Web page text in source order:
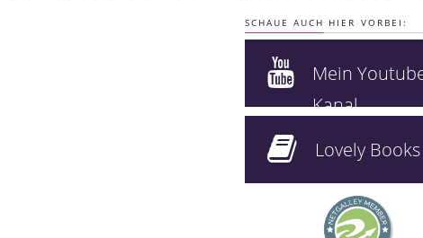
SCHAUE AUCH HIER VORBEI:
Mein
Kanal
Lovely Books